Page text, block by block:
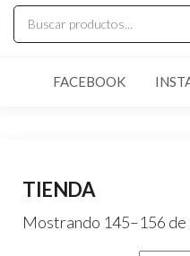
FACEBOOK
TIENDA
Mostrando 145–156